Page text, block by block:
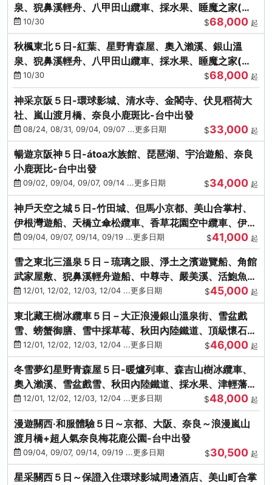
泉、猊鼻溪輕舟、八甲田山纜車、採水果、睡魔之家(不
進免稅店)
10/30 $68,000 起
秋楓東北５日-紅葉、星野青森屋、奧入瀨溪、銀山溫
泉、猊鼻溪輕舟、八甲田山纜車、採水果、睡魔之家(不
進免稅店)
10/30 $68,000 起
神采京阪５日-環球影城、清水寺、金閣寺、伏見稻荷大
社、嵐山渡月橋、奈良小鹿斑比-台中出發
08/24, 08/31, 09/04, 09/07 ...更多日期 $33,000 起
暢遊京阪神５日-átoa水族館、琵琶湖、宇治遊船、奈良
小鹿斑比-台中出發
09/02, 09/04, 09/07, 09/14 ...更多日期 $34,000 起
神戶天空之城５日-竹田城、但馬小京都、美山合掌村、
伊根灣遊船、天橋立傘松纜車、香草花園空中纜車、伊勢
龍蝦-台中出發
09/04, 09/07, 09/14, 09/19 ...更多日期 $41,000 起
雪之東北三溫泉５日－琉璃之眼、淨土之濱遊覽船、角館
武家屋敷、猊鼻溪輕舟遊船、中尊寺、嚴美溪、活鮑魚
燒、烤牡蠣、握壽司體驗
12/01, 12/02, 12/03, 12/04 ...更多日期 $45,000 起
東北藏王樹冰纜車５日－大正浪漫銀山溫泉街、雪盆戲
雪、螃蟹御膳、雪中採草莓、秋田內陸鐵道、頂級懷石料
理、松島遊船
12/01, 12/02, 12/03, 12/04 ...更多日期 $46,000 起
冬雪夢幻星野青森屋５日-暖爐列車、森吉山樹冰纜車、
奧入瀨溪、雪盆戲雪、秋田內陸鐵道、採水果、津輕藩睡
魔村(不進免稅店)
12/01, 12/02, 12/03, 12/04 ...更多日期 $48,000 起
漫遊關西‧和服體驗５日～京都、大阪、奈良～浪漫嵐山
渡月橋+超人氣奈良梅花鹿公園-台中出發
09/04, 09/07, 09/14, 09/19 ...更多日期 $30,500 起
星采關西５日～保證入住環球影城周邊酒店、美山町合掌